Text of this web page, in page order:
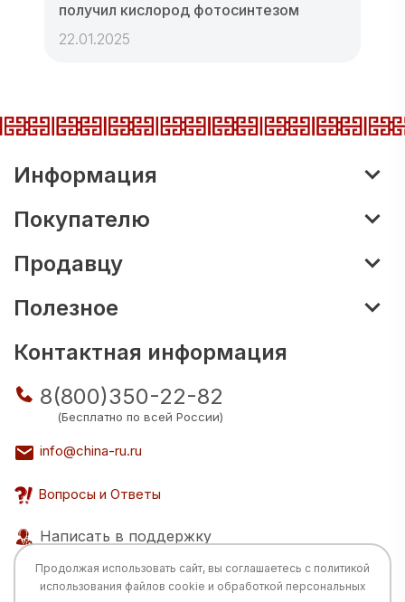
получил кислород фотосинтезом
22.01.2025
Информация
Покупателю
Продавцу
Полезное
Контактная информация
8(800)350-22-82
(Бесплатно по всей России)
info@china-ru.ru
Вопросы и Ответы
Написать в поддержку
Продолжая использовать сайт, вы соглашаетесь с политикой
использования файлов cookie и обработкой персональных